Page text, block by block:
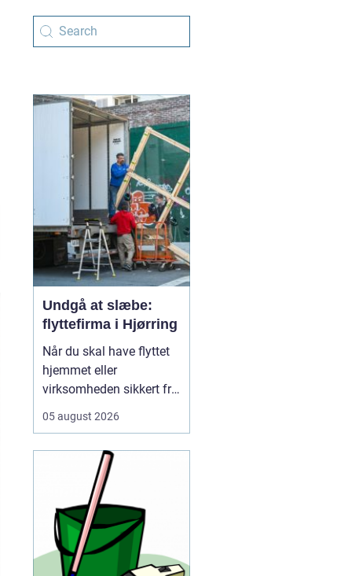
Undgå at slæbe:
flyttefirma i Hjørring
Når du skal have flyttet
hjemmet eller
virksomheden sikkert fra
i dag et professionelt
for stress, tunge løft og
tidskrævende
planlægning. Mange
opdager først, hv...
05 august 2026